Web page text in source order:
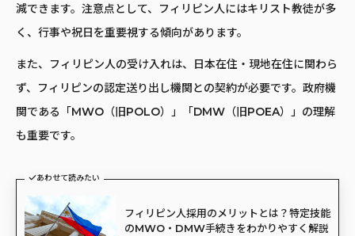
減できます。注意点として、フィリピン人にはキリスト教徒が多
く、行事や祝日を重要視する傾向があります。
また、フィリピン人の受け入れは、日本在住・現地在住に関わら
ず、フィリピンの認定送り出し機関との契約が必要です。政府機
関である「MWO（旧POLO）」「DMW（旧POEA）」の理解
も重要です。
あわせて読みたい
フィリピン人採用のメリットとは？特定技能
のMWO・DMW手続きをわかりやすく解説